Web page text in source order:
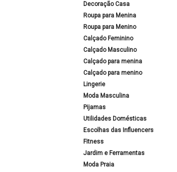
Decoração Casa
Roupa para Menina
Roupa para Menino
Calçado Feminino
Calçado Masculino
Calçado para menina
Calçado para menino
Lingerie
Moda Masculina
Pijamas
Utilidades Domésticas
Escolhas das Influencers
Fitness
Jardim e Ferramentas
Moda Praia